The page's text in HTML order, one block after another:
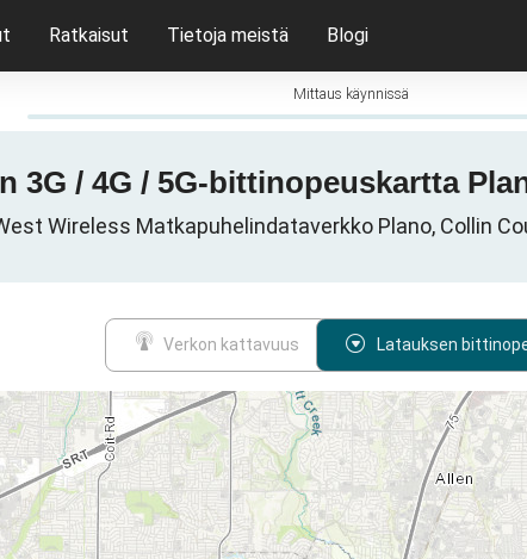
Ratkaisut Tietoja meistä Blogi
Mittaus käynnissä
3G / 4G / 5G-bittinopeuskartta
Wireless Matkapuhelindataverkko Plano, Collin
Verkon kattavuus Latauksen